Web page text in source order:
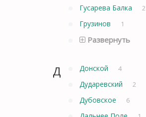
Гусарева Балка 2
Грузинов 1
Развернуть
Д Донской 4
Дударевский 2
Дубовское 6